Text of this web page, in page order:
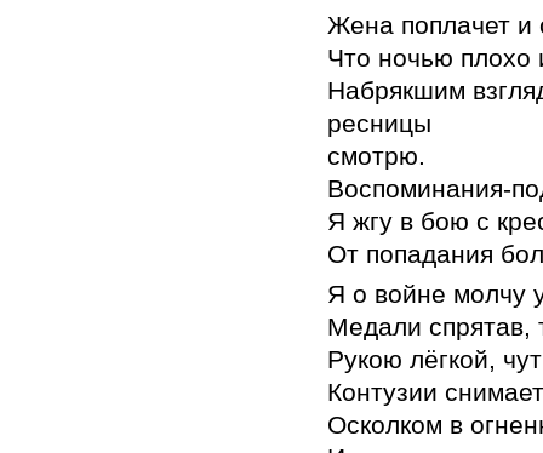
Жена поплачет и
Что ночью плохо
Набрякшим
ресницы
смотрю.
Воспоминания-
Я жгу в бою с
От попадания
Я о войне молчу
Медали спрятав,
Рукою лёгкой,
Контузии
Осколком в